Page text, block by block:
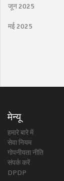
जून 2025
मई 2025
मेन्यू
हमारे बारे में
सेवा नियम
गोपनीयता नीति
संपर्क करें
DPDP